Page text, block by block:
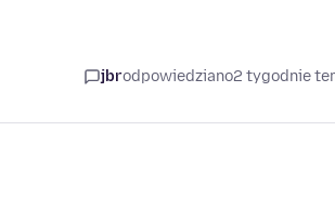
jbrodpowiedziano2 tygodnie